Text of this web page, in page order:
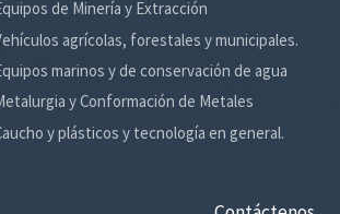
de Minería y Extracción
agrícolas, forestales y municipales.
marinos y de conservación de agua
y Conformación de Metales
y plásticos y tecnología en general.